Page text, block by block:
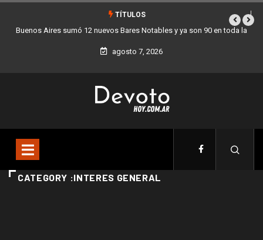
TÍTULOS
Buenos Aires sumó 12 nuevos Bares Notables y ya son 90 en toda la
Ciudad
agosto 7, 2026
CATEGORY :INTERES GENERAL